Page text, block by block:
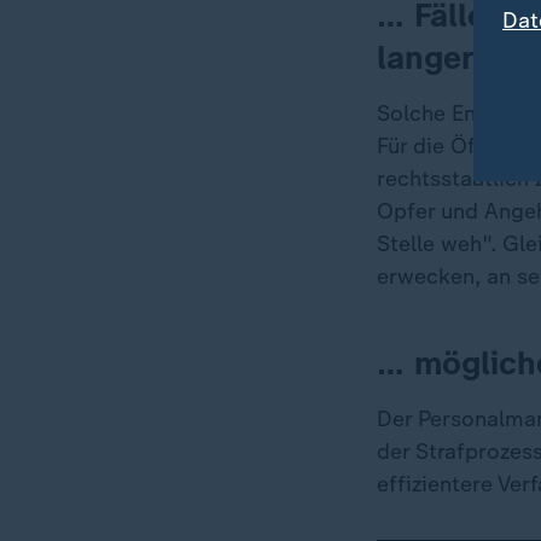
… Fälle
langer
Solche
Für die
rechtsstaatlich
Opfer und
Stelle weh".
erwecken, an
…
Der
der
effizientere